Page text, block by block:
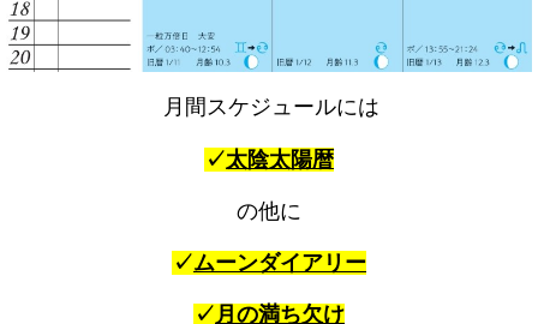
月間スケジュールには
✓太陰太陽暦
の他に
✓ムーンダイアリー
✓月の満ち欠け